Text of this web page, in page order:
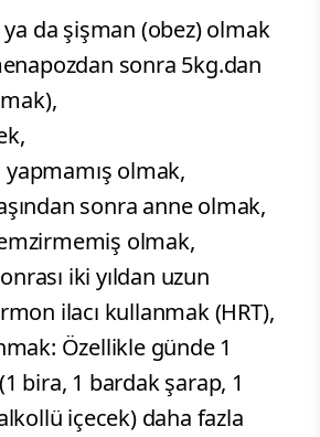
ya da şişman (obez) olmak
sonra 5kg.dan
olmak,
sonra anne olmak,
olmak,
iki yıldan uzun
ilacı kullanmak (HRT),
Özellikle günde 1
bira, 1 bardak şarap, 1
içecek) daha fazla